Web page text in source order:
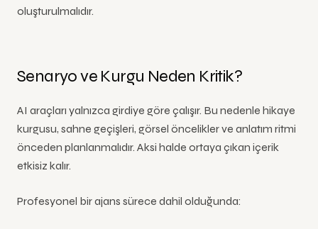
oluşturulmalıdır.
Senaryo ve Kurgu Neden Kritik?
AI araçları yalnızca girdiye göre çalışır. Bu nedenle hikaye
kurgusu, sahne geçişleri, görsel öncelikler ve anlatım ritmi
önceden planlanmalıdır. Aksi halde ortaya çıkan içerik
etkisiz kalır.
Profesyonel bir ajans sürece dahil olduğunda: